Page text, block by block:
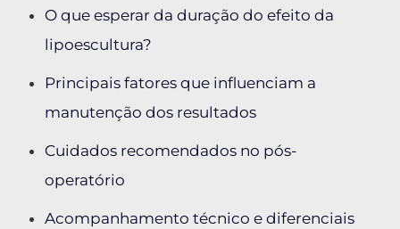
O que esperar da duração do efeito da
lipoescultura?
Principais fatores que influenciam a
manutenção dos resultados
Cuidados recomendados no pós-
operatório
Acompanhamento técnico e diferenciais